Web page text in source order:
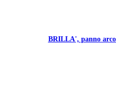
BRILLA', panno